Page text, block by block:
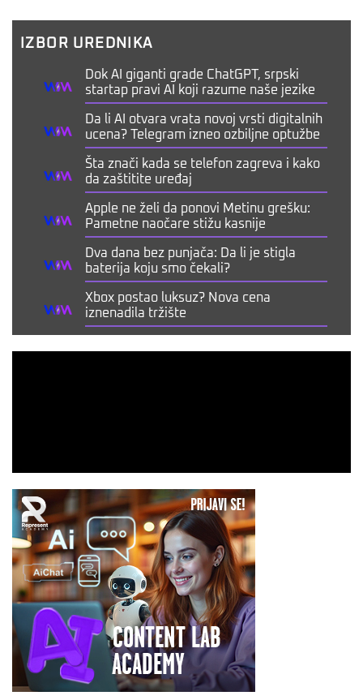
IZBOR UREDNIKA
Dok AI giganti grade ChatGPT, srpski
startap pravi AI koji razume naše jezike
Da li AI otvara vrata novoj vrsti digitalnih
ucena? Telegram izneo ozbiljne optužbe
Šta znači kada se telefon zagreva i kako
da zaštitite uređaj
Apple ne želi da ponovi Metinu grešku:
Pametne naočare stižu kasnije
Dva dana bez punjača: Da li je stigla
baterija koju smo čekali?
Xbox postao luksuz? Nova cena
iznenadila tržište